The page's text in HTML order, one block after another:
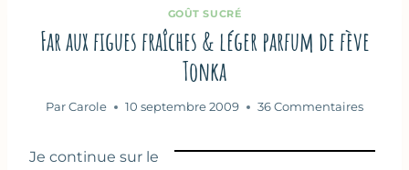
GOÛT SUCRÉ
Far aux figues fraîches & léger parfum de fève
Tonka
Par Carole 10 septembre 2009 36 Commentaires
Je continue sur le